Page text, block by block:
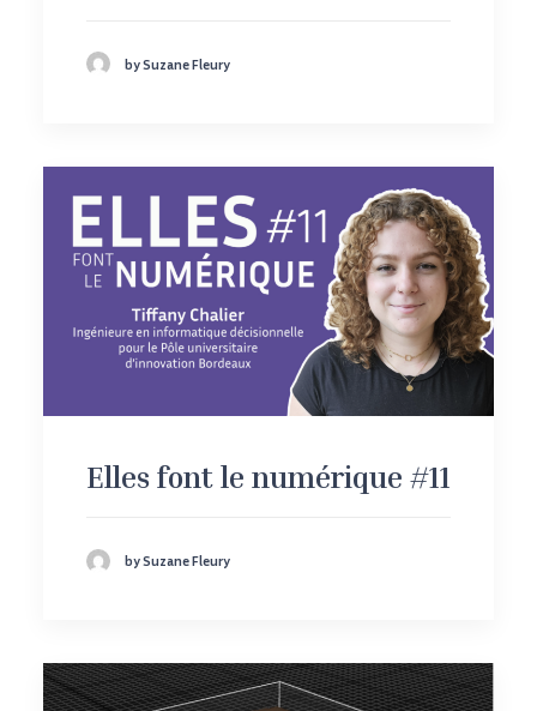
by Suzane Fleury
Elles font le numérique #11
by Suzane Fleury